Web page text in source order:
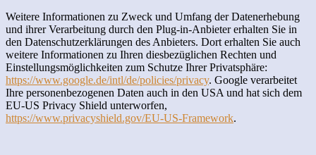
Weitere Informationen zu Zweck und Umfang der Datenerhebung
und ihrer Verarbeitung durch den Plug-in-Anbieter erhalten Sie in
den Datenschutzerklärungen des Anbieters. Dort erhalten Sie auch
weitere Informationen zu Ihren diesbezüglichen Rechten und
Einstellungsmöglichkeiten zum Schutze Ihrer Privatsphäre:
https://www.google.de/intl/de/policies/privacy. Google verarbeitet
Ihre personenbezogenen Daten auch in den USA und hat sich dem
EU-US Privacy Shield unterworfen,
https://www.privacyshield.gov/EU-US-Framework.